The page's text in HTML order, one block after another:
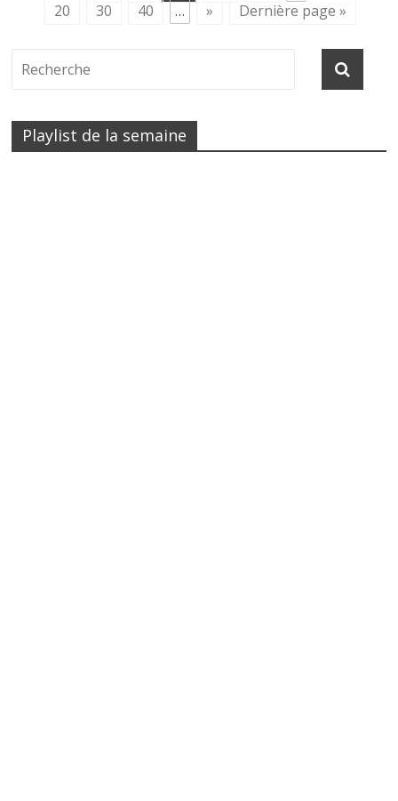
20
30 40 … » Dernière page »
Playlist de la semaine